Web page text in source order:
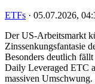
ETFs · 05.07.2026,
Der US-Arbeitsmarkt
Zinssenkungsfantasie
Besonders deutlich
Daily Leveraged ETC
massiven